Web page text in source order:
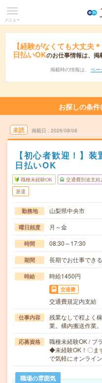
メニュー
【経験がなくても大丈夫
日払いOKのお仕事情報は、
掲載時の情報は、 ペー
お探しの条
未読 掲載日 2026/08/08
【初心者歓迎！】
日払いOK
職種未経験OK 交通費別途支給
派遣
勤務地 山梨県中央市
曜日頻度 月～金
時間 08:30～17:30
期間 長期でお仕事でき
時給 時給1450円
交通費
交通費規定内支給
仕事内容
残業なしで程よく
業。構内搬送作業
応募資格
職種未経験OK / ブ
◆未経験OK！〇ま
で気軽にオンライ
職場の雰囲気